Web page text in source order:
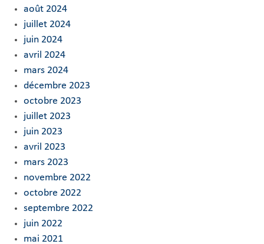
août 2024
juillet 2024
juin 2024
avril 2024
mars 2024
décembre 2023
octobre 2023
juillet 2023
juin 2023
avril 2023
mars 2023
novembre 2022
octobre 2022
septembre 2022
juin 2022
mai 2021